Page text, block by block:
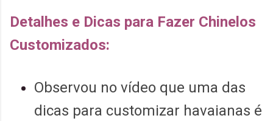
Detalhes e Dicas para Fazer Chinelos
Customizados:
Observou no vídeo que uma das
dicas para customizar havaianas é